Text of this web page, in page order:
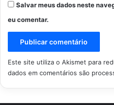
Salvar meus dados neste
eu comentar.
Este site utiliza o Akismet para
dados em comentários são